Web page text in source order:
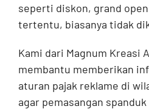
seperti diskon, grand
tertentu, biasanya tidak
Kami dari Magnum Kreasi
membantu memberikan
aturan pajak reklame di
agar pemasangan spanduk